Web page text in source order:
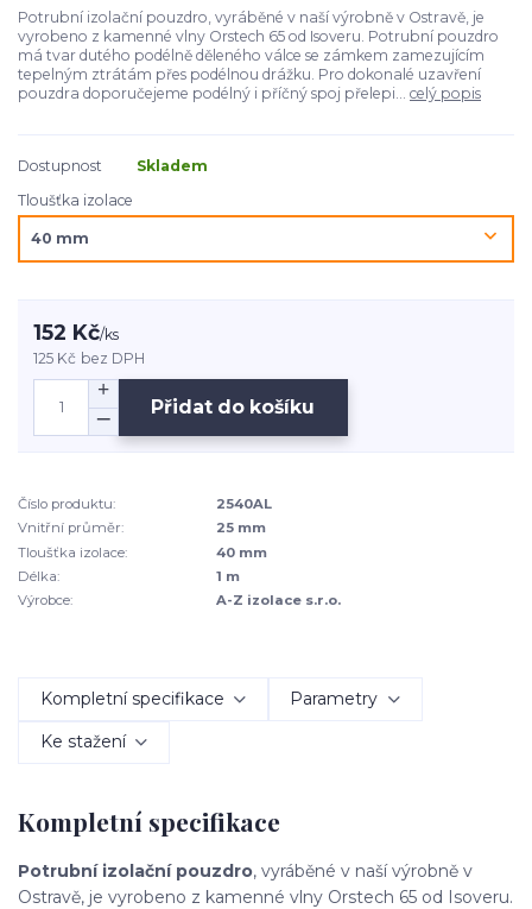
Potrubní izolační pouzdro, vyráběné v naší výrobně v Ostravě, je
vyrobeno z kamenné vlny Orstech 65 od Isoveru. Potrubní pouzdro
má tvar dutého podélně děleného válce se zámkem zamezujícím
tepelným ztrátám přes podélnou drážku. Pro dokonalé uzavření
pouzdra doporučejeme podélný i příčný spoj přelepi... celý popis
Dostupnost
Skladem
Tloušťka izolace
152 Kč/ks
125 Kč bez DPH
Přidat do košíku
Číslo produktu:
2540AL
Vnitřní průměr:
25 mm
Tloušťka izolace:
40 mm
Délka:
1 m
Výrobce:
A-Z izolace s.r.o.
Kompletní specifikace Parametry
Ke stažení
Kompletní specifikace
Potrubní izolační pouzdro, vyráběné v naší výrobně v
Ostravě, je vyrobeno z kamenné vlny Orstech 65 od Isoveru.